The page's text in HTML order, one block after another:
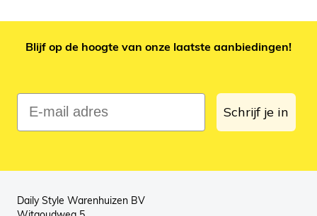
Blijf op de hoogte van onze laatste aanbiedingen!
E-mail adres
Schrijf je in
Daily Style Warenhuizen BV